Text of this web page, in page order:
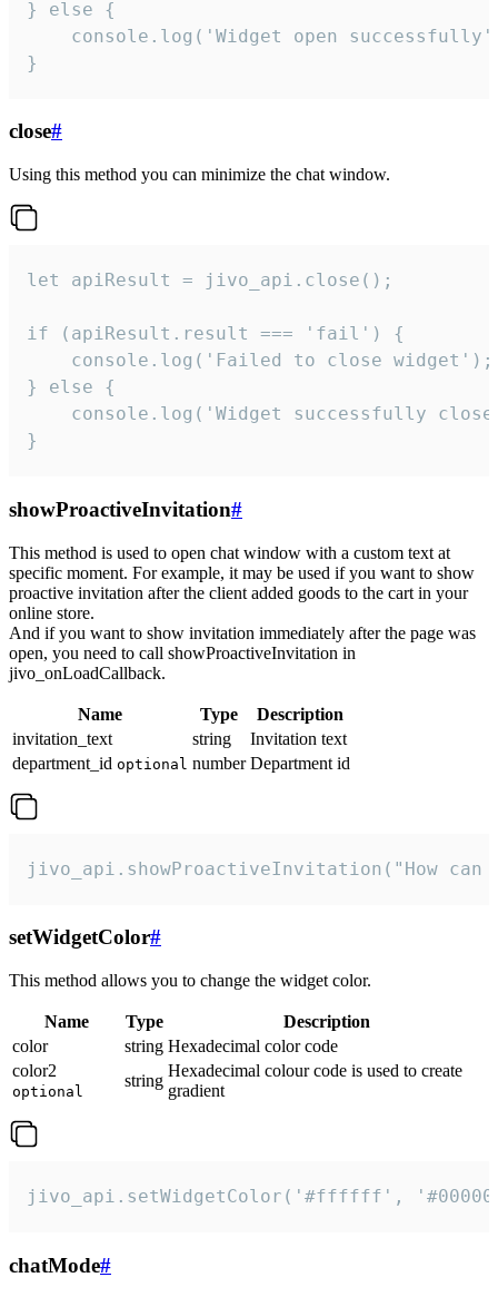
} else {
console.log('Widget open
}
close#
Using this method you can minimize the chat window.
let apiResult = jivo_api.close();
if (apiResult.result === 'fail') {
    console.log('Failed to close widget');
} else {
console.log('Widget successfully
}
showProactiveInvitation#
This method is used to open chat window with a custom text at
specific moment. For example, it may be used if you want to show
proactive invitation after the client added goods to the cart in your
online store.
And if you want to show invitation immediately after the page was
open, you need to call showProactiveInvitation in
jivo_onLoadCallback.
Name Type
Description
invitation_text
string
Invitation text
department_id optional number Department id
jivo_api.showProactiveInvitation("How
setWidgetColor#
This method allows you to change the widget color.
Name Type
Description
color
string Hexadecimal color code
color2
optional
string
Hexadecimal colour code is used to create
gradient
jivo_api.setWidgetColor('#ffffff',
chatMode#